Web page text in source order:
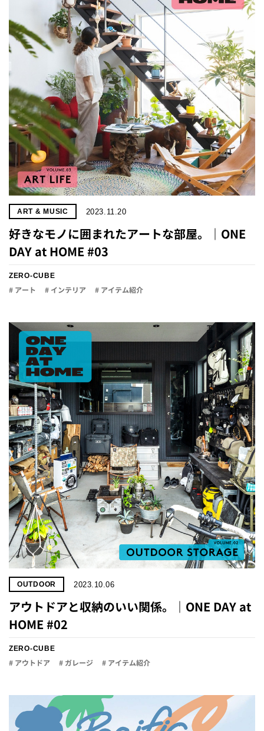
ART & MUSIC 2023.11.20
好きなモノに囲まれたアートな部屋。｜ONE
DAY at HOME #03
ZERO-CUBE
# アート # インテリア # アイテム紹介
OUTDOOR 2023.10.06
アウトドアと収納のいい関係。｜ONE DAY at
HOME #02
ZERO-CUBE
# アウトドア # ガレージ # アイテム紹介